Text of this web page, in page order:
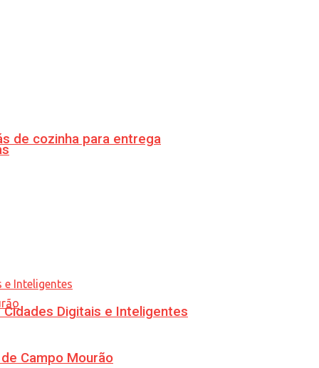
de cozinha para entrega
Campo Mourão
Digitais e Inteligentes